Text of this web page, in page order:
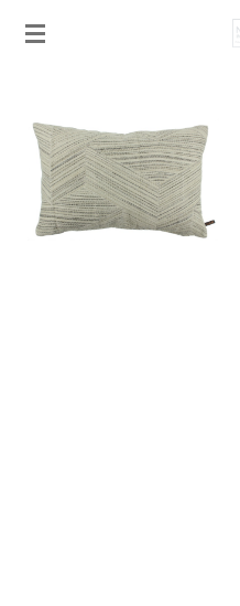
Ga
hoofdinhoud